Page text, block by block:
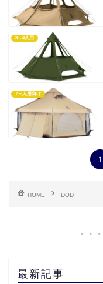
3～4人用
7～人用向け
1
HOME DOD
最新記事